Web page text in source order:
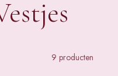
9 producten